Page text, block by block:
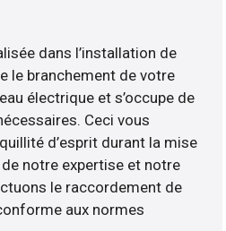
dans l’installation de
le branchement de votre
électrique et s’occupe de
Ceci vous
d’esprit durant la mise
notre expertise et notre
le raccordement de
aux normes